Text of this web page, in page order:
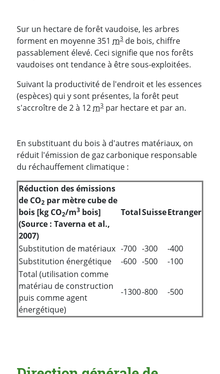
Sur un hectare de forêt vaudoise, les arbres
forment en moyenne 351 m3 de bois, chiffre
passablement élevé. Ceci signifie que nos forêts
vaudoises ont tendance à être sous-exploitées.
Suivant la productivité de l'endroit et les essences
(espèces) qui y sont présentes, la forêt peut
s'accroître de 2 à 12 m3 par hectare et par an.
En substituant du bois à d'autres matériaux, on
réduit l'émission de gaz carbonique responsable
du réchauffement climatique :
Réduction des émissions
de CO2 par mètre cube de
bois [kg CO2/m3 bois]
(Source : Taverna et al.,
2007)
TotalSuisseEtranger
Substitution de matériaux -700 -300
-400
Substitution énergétique
-600 -500
-100
Total (utilisation comme
matériau de construction
puis comme agent
énergétique)
-1300-800 -500